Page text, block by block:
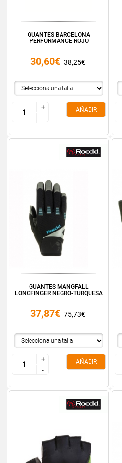
GUANTES BARCELONA
PERFORMANCE ROJO
30,60€ 38,25€
+
-
+
-
AÑADIR
GUANTES MANGFALL
LONGFINGER NEGRO-TURQUESA
37,87€ 75,73€
+
-
+
-
AÑADIR